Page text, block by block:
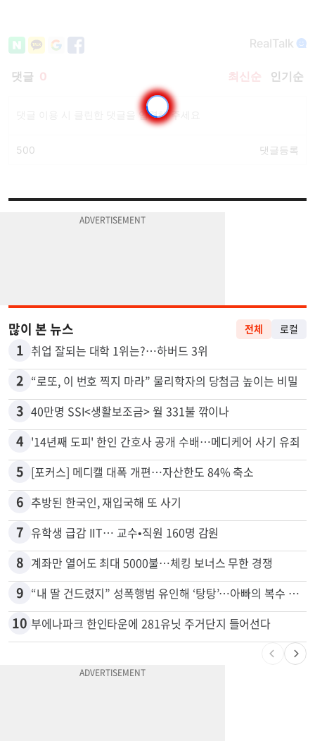
많이 본 뉴스
1 취업 잘되는 대학 1위는?…하버드 3위
2 “로또, 이 번호 찍지 마라” 물리학자의 당첨금 높이는 비밀
3 40만명 SSI<생활보조금> 월 331불 깎이나
4 '14년째 도피' 한인 간호사 공개 수배…메디케어 사기 유죄
5 [포커스] 메디캘 대폭 개편…자산한도 84% 축소
6 추방된 한국인, 재입국해 또 사기
7 유학생 급감 IIT… 교수•직원 160명 감원
8 계좌만 열어도 최대 5000불…체킹 보너스 무한 경쟁
9
부에나파크 한인타운에 281유닛 주거단지 들어선다